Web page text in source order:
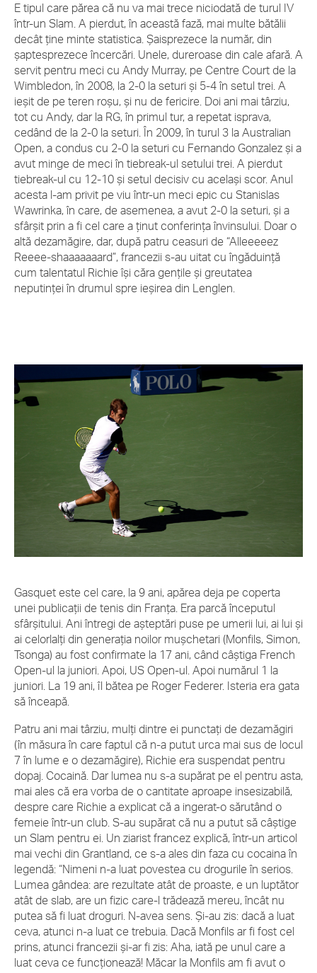
E tipul care părea că nu va mai trece niciodată de turul IV
într-un Slam. A pierdut, în această fază, mai multe bătălii
decât ține minte statistica. Șaisprezece la număr, din
șaptesprezece încercări. Unele, dureroase din cale afară. A
servit pentru meci cu Andy Murray, pe Centre Court de la
Wimbledon, în 2008, la 2-0 la seturi și 5-4 în setul trei. A
ieșit de pe teren roșu, și nu de fericire. Doi ani mai târziu,
tot cu Andy, dar la RG, în primul tur, a repetat isprava,
cedând de la 2-0 la seturi. În 2009, în turul 3 la Australian
Open, a condus cu 2-0 la seturi cu Fernando Gonzalez și a
avut minge de meci în tiebreak-ul setului trei. A pierdut
tiebreak-ul cu 12-10 și setul decisiv cu același scor. Anul
acesta l-am privit pe viu într-un meci epic cu Stanislas
Wawrinka, în care, de asemenea, a avut 2-0 la seturi, și a
sfârșit prin a fi cel care a ținut conferința învinsului. Doar o
altă dezamăgire, dar, după patru ceasuri de “Alleeeeez
Reeee-shaaaaaaard”, francezii s-au uitat cu îngăduință
cum talentatul Richie își căra gențile și greutatea
neputinței în drumul spre ieșirea din Lenglen.
Gasquet este cel care, la 9 ani, apărea deja pe coperta
unei publicații de tenis din Franța. Era parcă începutul
sfârșitului. Ani întregi de așteptări puse pe umerii lui, ai lui și
ai celorlalți din generația noilor mușchetari (Monfils, Simon,
Tsonga) au fost confirmate la 17 ani, când câștiga French
Open-ul la juniori. Apoi, US Open-ul. Apoi numărul 1 la
juniori. La 19 ani, îl bătea pe Roger Federer. Isteria era gata
să înceapă.
Patru ani mai târziu, mulți dintre ei punctați de dezamăgiri
(în măsura în care faptul că n-a putut urca mai sus de locul
7 în lume e o dezamăgire), Richie era suspendat pentru
dopaj. Cocaină. Dar lumea nu s-a supărat pe el pentru asta,
mai ales că era vorba de o cantitate aproape insesizabilă,
despre care Richie a explicat că a ingerat-o sărutând o
femeie într-un club. S-au supărat că nu a putut să câștige
un Slam pentru ei. Un ziarist francez explică, într-un articol
mai vechi din Grantland, ce s-a ales din faza cu cocaina în
legendă: “Nimeni n-a luat povestea cu drogurile în serios.
Lumea gândea: are rezultate atât de proaste, e un luptător
atât de slab, are un fizic care-l trădează mereu, încât nu
putea să fi luat droguri. N-avea sens. Și-au zis: dacă a luat
ceva, atunci n-a luat ce trebuia. Dacă Monfils ar fi fost cel
prins, atunci francezii și-ar fi zis: Aha, iată pe unul care a
luat ceva ce funcționează! Măcar la Monfils am fi avut o